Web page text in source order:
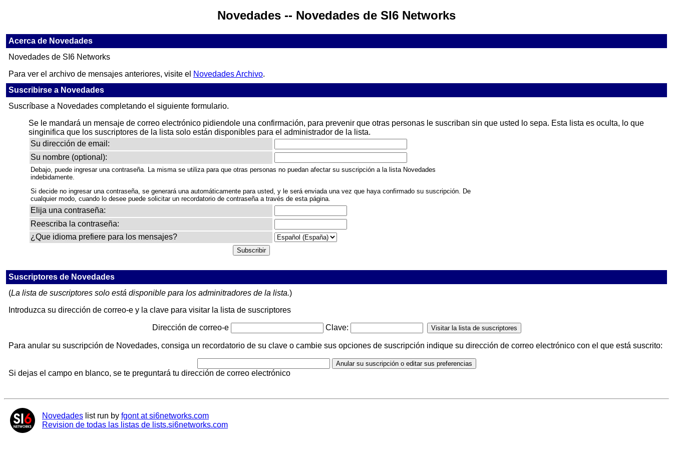
Novedades -- Novedades de SI6 Networks
Acerca de Novedades
Novedades de SI6 Networks
Para ver el archivo de mensajes anteriores, visite el Novedades Archivo.
Suscribirse a Novedades
Suscríbase a Novedades completando el siguiente formulario.
Se le mandará un mensaje de correo electrónico pidiendole una confirmación, para prevenir que otras personas le suscriban sin que usted lo sepa. Esta lista es oculta, lo que
singinifica que los suscriptores de la lista solo están disponibles para el administrador de la lista.
Su dirección de email:
Su nombre (optional):
Debajo, puede ingresar una contraseña. La misma se utiliza para que otras personas no puedan afectar su suscripción a la lista Novedades
indebidamente.
Si decide no ingresar una contraseña, se generará una automáticamente para usted, y le será enviada una vez que haya confirmado su suscripción. De
cualquier modo, cuando lo desee puede solicitar un recordatorio de contraseña a través de esta página.
Elija una contraseña:
Reescriba la contraseña:
¿Que idioma prefiere para los mensajes?
Suscriptores de Novedades
(La lista de suscriptores solo está disponible para los adminitradores de la lista.)
Introduzca su dirección de correo-e y la clave para visitar la lista de suscriptores
Dirección de correo-e Clave:
Para anular su suscripción de Novedades, consiga un recordatorio de su clave o cambie sus opciones de suscripción indique su dirección de correo electrónico con el que está suscrito:
Si dejas el campo en blanco, se te preguntará tu dirección de correo electrónico
Novedades list run by fgont at si6networks.com
Revision de todas las listas de lists.si6networks.com